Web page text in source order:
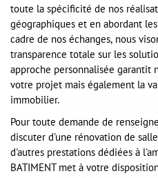
toute la spécificité de nos
géographiques et en abordant
cadre de nos échanges, nous
transparence totale sur les
approche personnalisée garantit
votre projet mais également la
immobilier.
Pour toute demande de
discuter d'une rénovation de
d'autres prestations dédiées à
BATIMENT met à votre